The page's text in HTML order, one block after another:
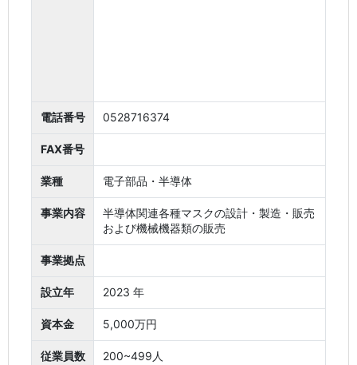
電話番号 0528716374
FAX番号
業種 電子部品・半導体
事業内容
半導体関連各種マスクの設計・製造・販売
および機械機器類の販売
事業拠点
設立年 2023 年
資本金 5,000万円
従業員数 200~499人